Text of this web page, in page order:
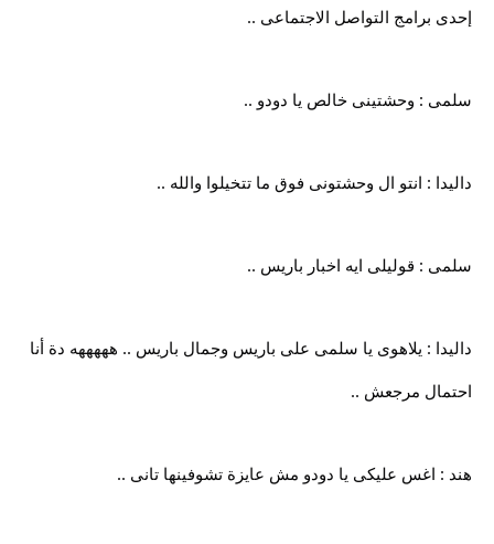
إحدى برامج التواصل الاجتماعى ..
سلمى : وحشتينى خالص يا دودو ..
داليدا : انتو ال وحشتونى فوق ما تتخيلوا والله ..
سلمى : قوليلى ايه اخبار باريس ..
داليدا : يلاهوى يا سلمى على باريس وجمال باريس .. هههههه دة أنا
احتمال مرجعش ..
هند : اغس عليكى يا دودو مش عايزة تشوفينها تانى ..